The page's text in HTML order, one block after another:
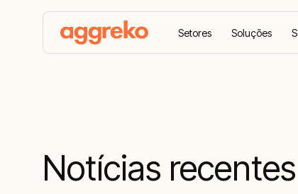
Setores Soluções
Notícias recentes